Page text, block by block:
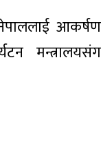
आकर्षण
मन्त्रालयसंग